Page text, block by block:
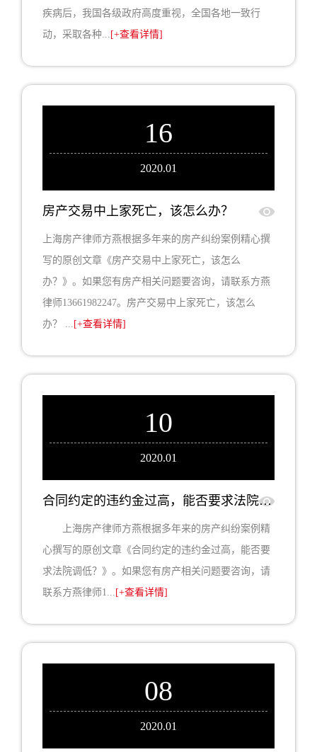
疾病后，我国各级政府高度重视，全国各地一致行
动，采取各种... [+查看详情]
16
2020.01
房产交易中上家死亡，该怎么办？
上海房产律师方燕根据多年来的房产纠纷案例精心撰
写的原创文章《房产交易中上家死亡，该怎么
办？》。如果您有房产相关问题要咨询，请联系方燕
律师13661982247。房产交易中上家死亡，该怎么
办？ ... [+查看详情]
10
2020.01
合同约定的违约金过高，能否要求法院调低？
上海房产律师方燕根据多年来的房产纠纷案例精
心撰写的原创文章《合同约定的违约金过高，能否要
求法院调低？》。如果您有房产相关问题要咨询，请
联系方燕律师1... [+查看详情]
08
2020.01